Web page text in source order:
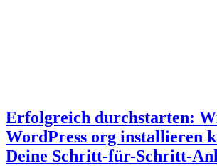
Erfolgreich durchstarten:
WordPress org installieren
Deine Schritt-für-Schritt-